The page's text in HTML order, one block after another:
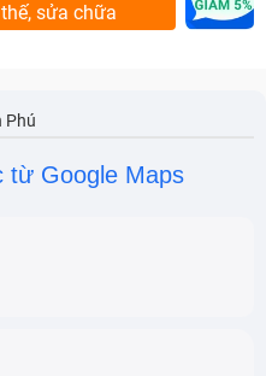
sửa chữa
Phú
từ Google Maps